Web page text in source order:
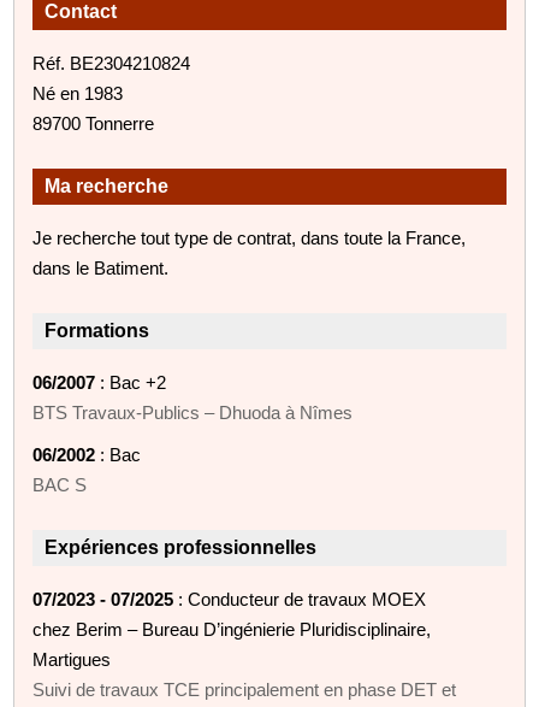
Contact
Réf. BE2304210824
Né en 1983
89700 Tonnerre
Ma recherche
Je recherche tout type de contrat, dans toute la France,
dans le Batiment.
Formations
06/2007 : Bac +2
BTS Travaux‑Publics – Dhuoda à Nîmes
06/2002 : Bac
BAC S
Expériences professionnelles
07/2023 - 07/2025 : Conducteur de travaux MOEX
chez Berim – Bureau D’ingénierie Pluridisciplinaire,
Martigues
Suivi de travaux TCE principalement en phase DET et